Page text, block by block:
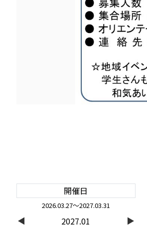
開催日
2026.03.27～2027.03.31
◀ 2027.01 ▶